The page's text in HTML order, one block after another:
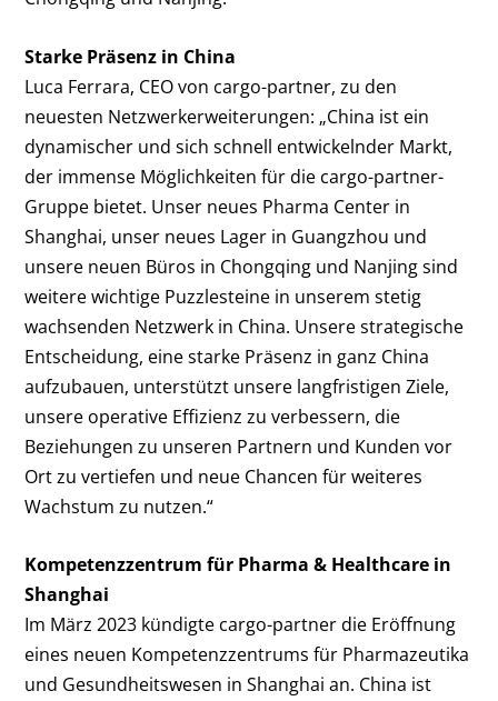
Starke Präsenz in China
Luca Ferrara, CEO von cargo-partner, zu den
neuesten Netzwerkerweiterungen: „China ist ein
dynamischer und sich schnell entwickelnder Markt,
der immense Möglichkeiten für die cargo-partner-
Gruppe bietet. Unser neues Pharma Center in
Shanghai, unser neues Lager in Guangzhou und
unsere neuen Büros in Chongqing und Nanjing sind
weitere wichtige Puzzlesteine in unserem stetig
wachsenden Netzwerk in China. Unsere strategische
Entscheidung, eine starke Präsenz in ganz China
aufzubauen, unterstützt unsere langfristigen Ziele,
unsere operative Effizienz zu verbessern, die
Beziehungen zu unseren Partnern und Kunden vor
Ort zu vertiefen und neue Chancen für weiteres
Wachstum zu nutzen.“
Kompetenzzentrum für Pharma & Healthcare in
Shanghai
Im März 2023 kündigte cargo-partner die Eröffnung
eines neuen Kompetenzzentrums für Pharmazeutika
und Gesundheitswesen in Shanghai an. China ist